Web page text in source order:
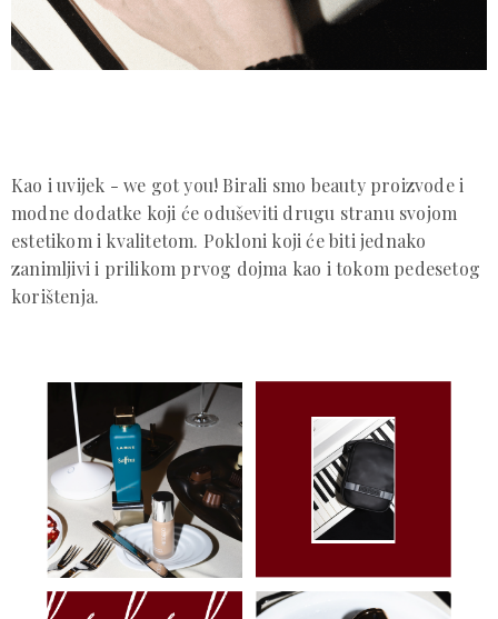
Kao i uvijek - we got you! Birali smo beauty proizvode i
modne dodatke koji će oduševiti drugu stranu svojom
estetikom i kvalitetom. Pokloni koji će biti jednako
zanimljivi i prilikom prvog dojma kao i tokom pedesetog
korištenja.